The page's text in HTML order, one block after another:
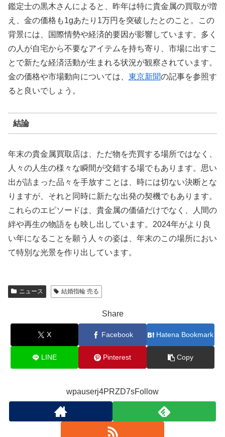
鑑定士の黒木さんによると、昨年は特に貴金属の買取が増
え、金の価格も1gあたり1万円を突破したとのこと。この
背景には、国際情勢や経済的要因が影響しています。多く
の人が自宅から不要なアイテムを持ち寄り、市場に出すこ
とで新たな経済活動が生まれる状況が観察されています。
金の価格や市場動向については、 東京新聞の記事を参照す
ると良いでしょう。
結論
年末の貴金属買取店は、ただ物を売買する場所ではなく、
人々の人生の様々な瞬間が交錯する場でもあります。思い
出が詰まった品々を手放すことは、時には切ない決断とな
りますが、それと同時に新たな出発の契機でもあります。
これらのエピソードは、貴金属の価値だけでなく、人間の
絆や再生の物語をも映し出しています。2024年がより良
い年になることを願う人々の姿は、年末のこの場所におい
て特別な光景を作り出しています。
ニュース 結婚指輪 売る
Share
X Facebook Hatena Bookmark
LINE Pinterest Copy
wpauserj4PRZD7sFollow